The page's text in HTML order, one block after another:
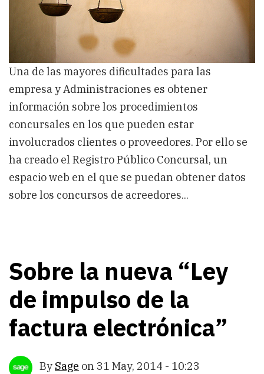
Una de las mayores dificultades para las
empresa y Administraciones es obtener
información sobre los procedimientos
concursales en los que pueden estar
involucrados clientes o proveedores. Por ello se
ha creado el Registro Público Concursal, un
espacio web en el que se puedan obtener datos
sobre los concursos de acreedores...
Sobre la nueva “Ley
de impulso de la
factura electrónica”
By Sage on 31 May, 2014 - 10:23